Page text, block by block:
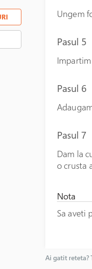
Ungem
Pasul 5
Pasul 6
Pasul 7
Dam la
o crusta
Nota
Sa aveti
Ai gatit reteta?